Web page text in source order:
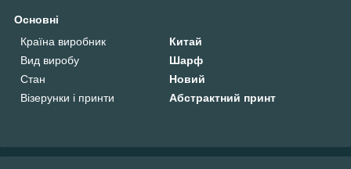
Основні
Країна виробник
Китай
Вид виробу
Шарф
Стан
Новий
Візерунки і принти
Абстрактний принт